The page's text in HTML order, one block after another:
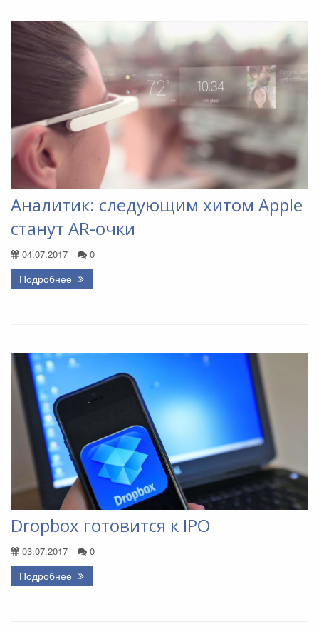
Аналитик: следующим хитом Apple
станут AR-очки
04.07.2017 0
Подробнее
Dropbox готовится к IPO
03.07.2017 0
Подробнее